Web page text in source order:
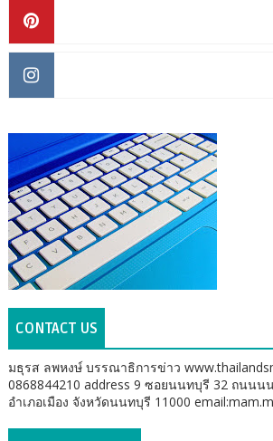
CONTACT US
มธุรส ลพหงษ์ บรรณาธิการข่าว
0868844210 address 9 ซอยนนทบุรี 32 ถนนน
อำเภอเมือง จังหวัดนนทบุรี 11000